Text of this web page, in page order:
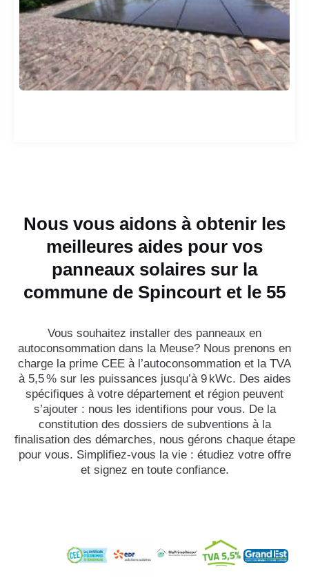
Nous vous aidons à obtenir les
meilleures aides pour vos
panneaux solaires sur la
commune de Spincourt et le 55
Vous souhaitez installer des panneaux en
autoconsommation dans la Meuse? Nous prenons en
charge la prime CEE à l’autoconsommation et la TVA
à 5,5 % sur les puissances jusqu’à 9 kWc. Des aides
spécifiques à votre département et région peuvent
s’ajouter : nous les identifions pour vous. De la
constitution des dossiers de subventions à la
finalisation des démarches, nous gérons chaque étape
pour vous. Simplifiez-vous la vie : étudiez votre offre
et signez en toute confiance.